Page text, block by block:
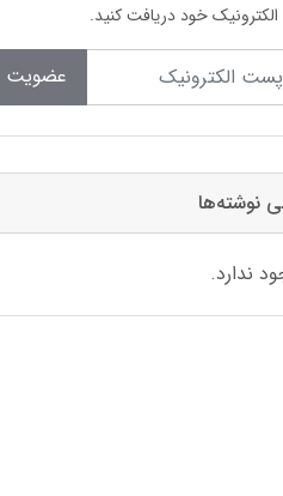
خود دریافت کنید.
عضویت
نوشته‌ها
ندارد.